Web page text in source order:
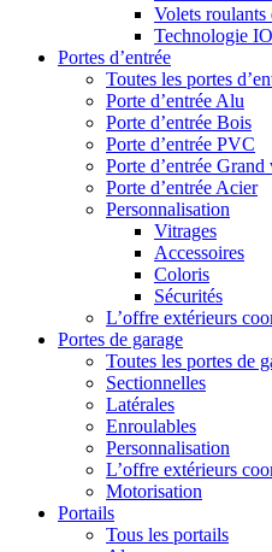
Volets roulants
Technologie IO
Portes d’entrée
Toutes les portes
Porte d’entrée Alu
Porte d’entrée Bois
Porte d’entrée PVC
Porte d’entrée Grand
Porte d’entrée Acier
Personnalisation
Vitrages
Accessoires
Coloris
Sécurités
L’offre extérieurs
Portes de garage
Toutes les portes de
Sectionnelles
Latérales
Enroulables
Personnalisation
L’offre extérieurs
Motorisation
Portails
Tous les portails